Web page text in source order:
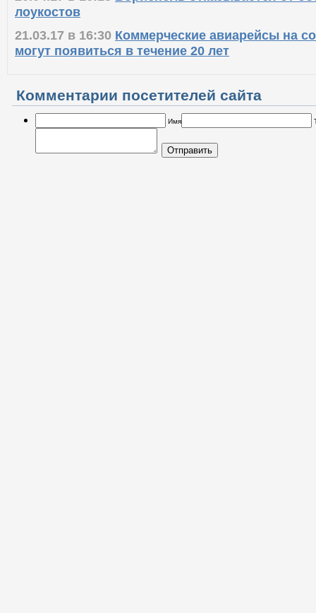
лоукостов
21.03.17 в 16:30 Коммерческие авиарейсы на
могут появиться в течение 20 лет
Комментарии посетителей сайта
Имя
Отправить